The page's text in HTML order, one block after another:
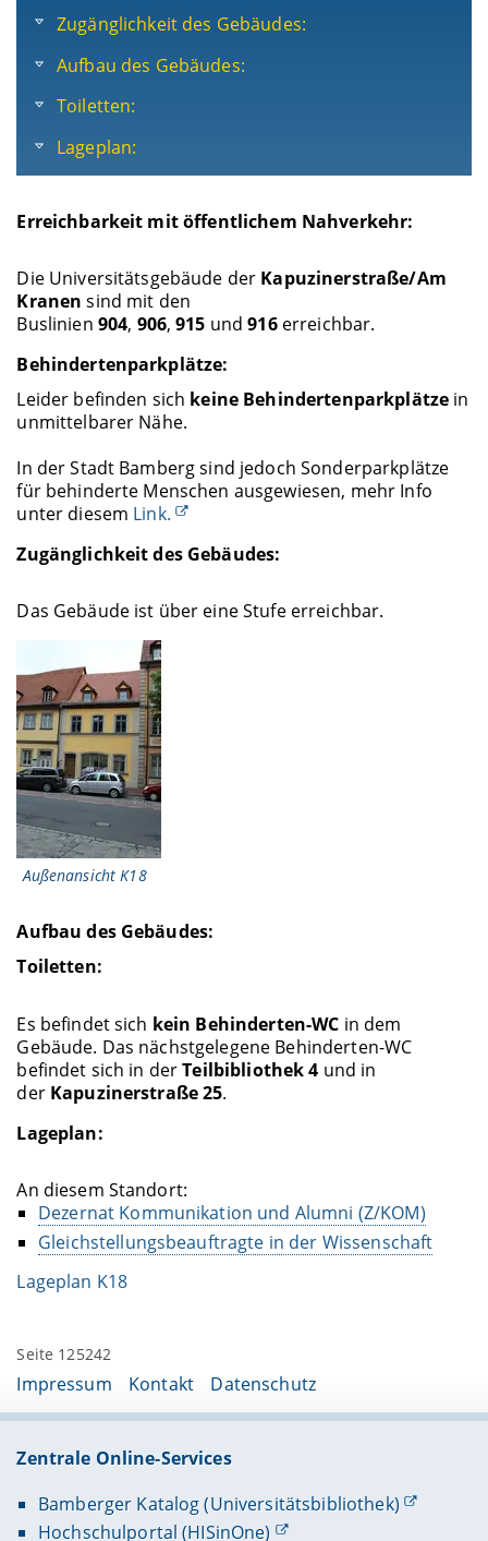
Zugänglichkeit des Gebäudes:
Aufbau des Gebäudes:
Toiletten:
Lageplan:
Erreichbarkeit mit öffentlichem Nahverkehr:
Die Universitätsgebäude der Kapuzinerstraße/Am
Kranen sind mit den
Buslinien 904, 906,915 und916erreichbar.
Behindertenparkplätze:
Leider befinden sich keine Behindertenparkplätze in
unmittelbarer Nähe.
In der Stadt Bamberg sind jedoch Sonderparkplätze
für behinderte Menschen ausgewiesen, mehr Info
unter diesem Link.
Zugänglichkeit des Gebäudes:
Das Gebäude ist über eine Stufe erreichbar.
Außenansicht K18
Aufbau des Gebäudes:
Toiletten:
Es befindet sich kein Behinderten-WC in dem
Gebäude. Das nächstgelegene Behinderten-WC
befindet sich in derTeilbibliothek 4 und in
der Kapuzinerstraße 25.
Lageplan:
An diesem Standort:
Dezernat Kommunikation und Alumni (Z/KOM)
Gleichstellungsbeauftragte in der Wissenschaft
Lageplan K18
Seite 125242
Impressum Kontakt Datenschutz
Zentrale Online-Services
Bamberger Katalog (Universitätsbibliothek)
Hochschulportal (HISinOne)